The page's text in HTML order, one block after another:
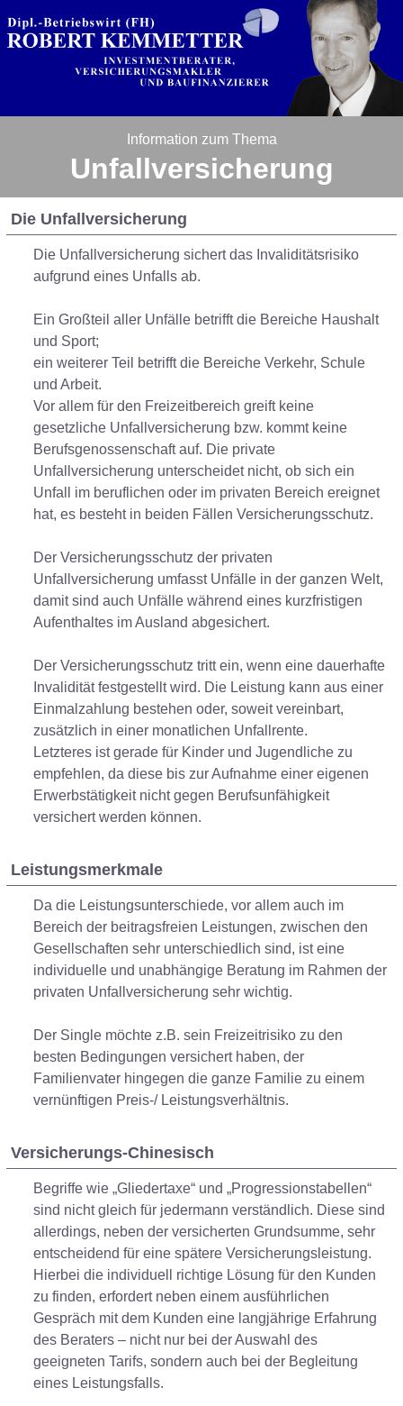
Information zum Thema
Unfallversicherung
Die Unfallversicherung
Die Unfallversicherung sichert das Invaliditätsrisiko
aufgrund eines Unfalls ab.
Ein Großteil aller Unfälle betrifft die Bereiche Haushalt
und Sport;
ein weiterer Teil betrifft die Bereiche Verkehr, Schule
und Arbeit.
Vor allem für den Freizeitbereich greift keine
gesetzliche Unfallversicherung bzw. kommt keine
Berufsgenossenschaft auf. Die private
Unfallversicherung unterscheidet nicht, ob sich ein
Unfall im beruflichen oder im privaten Bereich ereignet
hat, es besteht in beiden Fällen Versicherungsschutz.
Der Versicherungsschutz der privaten
Unfallversicherung umfasst Unfälle in der ganzen Welt,
damit sind auch Unfälle während eines kurzfristigen
Aufenthaltes im Ausland abgesichert.
Der Versicherungsschutz tritt ein, wenn eine dauerhafte
Invalidität festgestellt wird. Die Leistung kann aus einer
Einmalzahlung bestehen oder, soweit vereinbart,
zusätzlich in einer monatlichen Unfallrente.
Letzteres ist gerade für Kinder und Jugendliche zu
empfehlen, da diese bis zur Aufnahme einer eigenen
Erwerbstätigkeit nicht gegen Berufsunfähigkeit
versichert werden können.
Leistungsmerkmale
Da die Leistungsunterschiede, vor allem auch im
Bereich der beitragsfreien Leistungen, zwischen den
Gesellschaften sehr unterschiedlich sind, ist eine
individuelle und unabhängige Beratung im Rahmen der
privaten Unfallversicherung sehr wichtig.
Der Single möchte z.B. sein Freizeitrisiko zu den
besten Bedingungen versichert haben, der
Familienvater hingegen die ganze Familie zu einem
vernünftigen Preis-/ Leistungsverhältnis.
Versicherungs-Chinesisch
Begriffe wie „Gliedertaxe“ und „Progressionstabellen“
sind nicht gleich für jedermann verständlich. Diese sind
allerdings, neben der versicherten Grundsumme, sehr
entscheidend für eine spätere Versicherungsleistung.
Hierbei die individuell richtige Lösung für den Kunden
zu finden, erfordert neben einem ausführlichen
Gespräch mit dem Kunden eine langjährige Erfahrung
des Beraters – nicht nur bei der Auswahl des
geeigneten Tarifs, sondern auch bei der Begleitung
eines Leistungsfalls.